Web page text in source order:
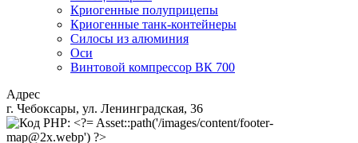
Криогенные полуприцепы
Криогенные танк-контейнеры
Силосы из алюминия
Оси
Винтовой компрессор ВК 700
Адрес
г. Чебоксары, ул. Ленинградская, 36